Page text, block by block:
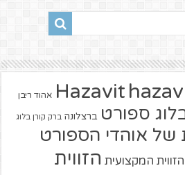
Hazavit אהוד ריבן
ספורט ברצלונה ברק קורן בלוג
של אוהדי הספורט
הזווית המקצועית הזווית